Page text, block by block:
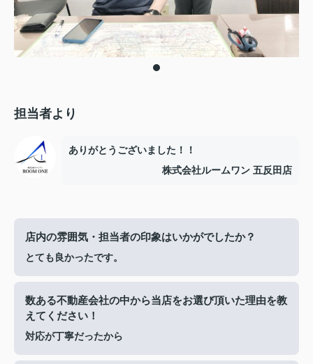
担当者より
ありがとうございました！！
株式会社ルームワン 五反田店
店内の雰囲気・担当者の印象はいかがでしたか？
とても良かったです。
数ある不動産会社の中から当店をお選び頂いた理由を教
えてください！
対応が丁寧だったから